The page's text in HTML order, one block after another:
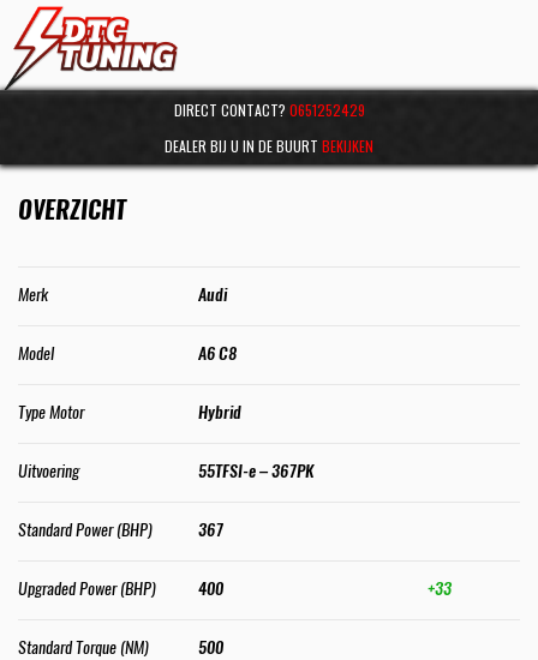
DIRECT CONTACT? 0651252429
DEALER BIJ U IN DE BUURT BEKIJKEN
OVERZICHT
Merk Audi
Model A6 C8
Type Motor Hybrid
Uitvoering 55TFSI-e – 367PK
Standard Power (BHP) 367
Upgraded Power (BHP) 400 +33
Standard Torque (NM) 500